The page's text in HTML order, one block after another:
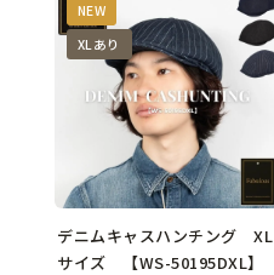
NEW
XLあり
デニムキャスハンチング XL
サイズ 【WS-50195DXL】